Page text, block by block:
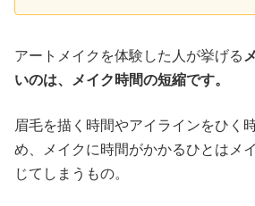
アートメイクを体験した人が挙げる
いのは、メイク時間の短縮です。
眉毛を描く時間やアイラインをひく
め、メイクに時間がかかるひとはメ
じてしまうもの。